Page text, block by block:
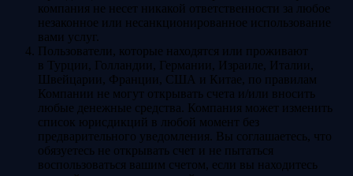
компания не несет никакой ответственности за любое
незаконное или несанкционированное использование
вами услуг.
Пользователи, которые находятся или проживают
в Турции, Голландии, Германии, Израиле, Италии,
Швейцарии, Франции, США и Китае, по правилам
Компании не могут открывать счета и/или вносить
любые денежные средства. Компания может изменить
список юрисдикций в любой момент без
предварительного уведомления. Вы соглашаетесь, что
обязуетесь не открывать счет и не пытаться
воспользоваться вашим счетом, если вы находитесь